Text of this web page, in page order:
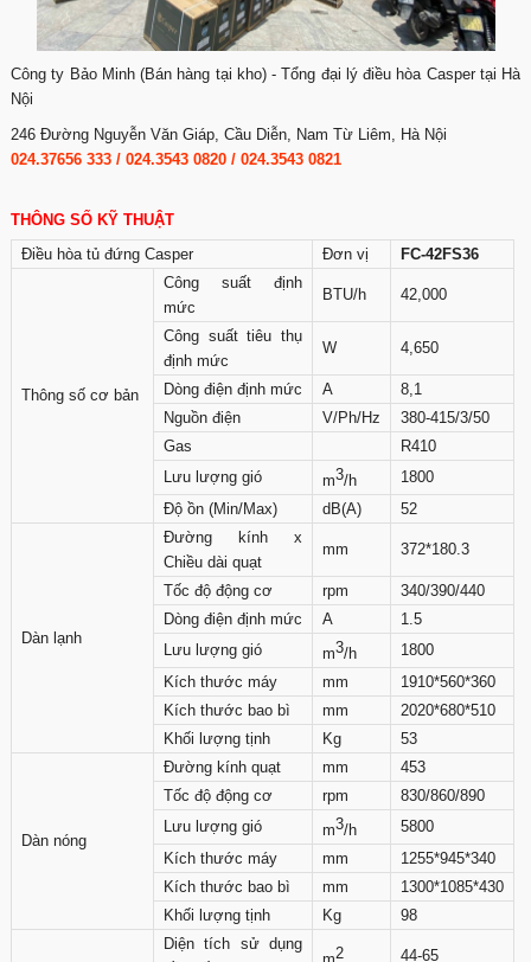
Công ty Bảo Minh (Bán hàng tại kho) - Tổng đại lý điều hòa Casper tại Hà
Nội
246 Đường Nguyễn Văn Giáp, Cầu Diễn, Nam Từ Liêm, Hà Nội
024.37656 333 / 024.3543 0820 / 024.3543 0821
THÔNG SỐ KỸ THUẬT
Điều hòa tủ đứng Casper
Đơn vị FC-42FS36
Thông số cơ bản
Công suất định
mức
BTU/h 42,000
Công suất tiêu thụ
định mức
W 4,650
Dòng điện định mức A
8,1
Nguồn điện
V/Ph/Hz
380-415/3/50
Gas
R410
Lưu lượng gió
m3/h
1800
Độ ồn (Min/Max)
dB(A) 52
Dàn lạnh
Đường kính x
Chiều dài quạt
mm 372*180.3
Tốc độ động cơ rpm
340/390/440
Dòng điện định mức
A
1.5
Lưu lượng gió
m3/h
1800
Kích thước máy
mm
1910*560*360
Kích thước bao bì
mm
2020*680*510
Khối lượng tịnh
Kg 53
Dàn nóng
Đường kính quạt mm
453
Tốc độ động cơ
rpm
830/860/890
Lưu lượng gió
m3/h
5800
Kích thước máy
mm
1255*945*340
Kích thước bao bì
mm
1300*1085*430
Khối lượng tịnh
Kg
98
Diện tích sử dụng
2 44-65